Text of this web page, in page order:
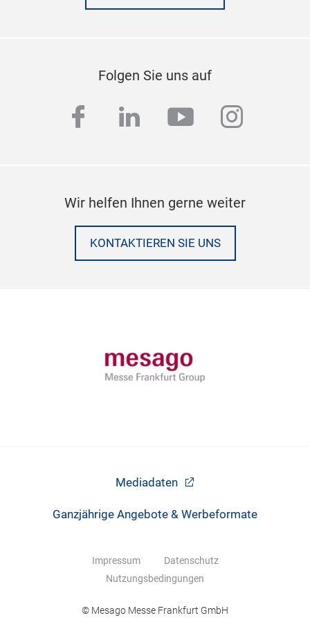
Folgen Sie uns auf
facebook
linkedinyoutube
Wir helfen Ihnen gerne weiter
KONTAKTIEREN SIE UNS
Mediadaten
Ganzjährige Angebote & Werbeformate
Impressum
Datenschutz
Nutzungsbedingungen
© Mesago Messe Frankfurt GmbH